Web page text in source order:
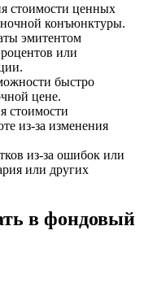
стоимости ценных
конъюнктуры.
эмитентом
или
быстро
цене.
стоимости
из-за изменения
из-за ошибок или
или других
в фондовый